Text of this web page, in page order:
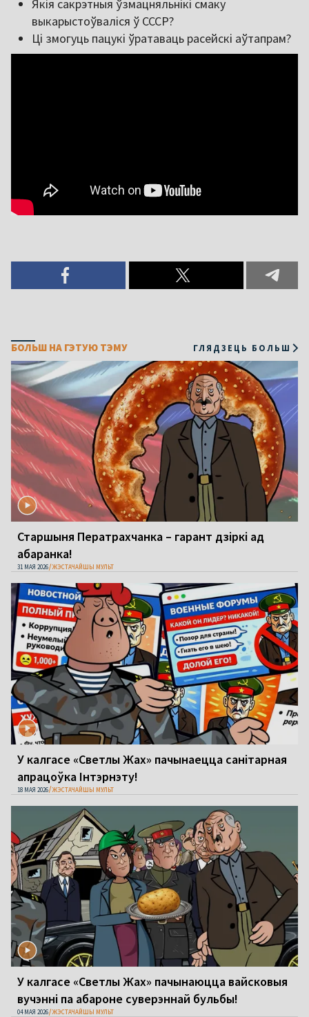
Якія сакрэтныя ўзмацняльнікі смаку
выкарыстоўваліся ў СССР?
Ці змогуць пацукі ўратаваць расейскі аўтапрам?
БОЛЬШ НА ГЭТУЮ ТЭМУ ГЛЯДЗЕЦЬ БОЛЬШ
Старшыня Ператрахчанка – гарант дзіркі ад
абаранка!
31 МАЯ 2026 ЖЭСТАЧАЙШЫ МУЛЬТ
У калгасе «Светлы Жах» пачынаецца санітарная
апрацоўка Інтэрнэту!
18 МАЯ 2026 ЖЭСТАЧАЙШЫ МУЛЬТ
У калгасе «Светлы Жах» пачынаюцца вайсковыя
вучэнні па абароне суверэннай бульбы!
04 МАЯ 2026 ЖЭСТАЧАЙШЫ МУЛЬТ